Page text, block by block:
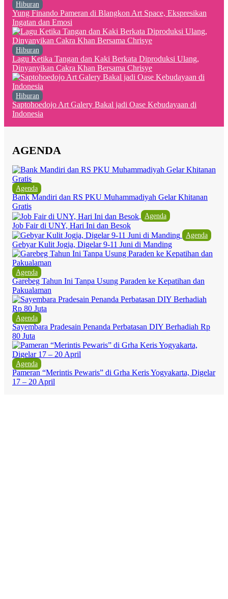
Hiburan
Yung Finando Pameran di Blangkon Art Space, Ekspresikan
Ingatan dan Emosi
Hiburan
Lagu Ketika Tangan dan Kaki Berkata Diproduksi Ulang,
Dinyanyikan Cakra Khan Bersama Chrisye
Hiburan
Saptohoedojo Art Galery Bakal jadi Oase Kebudayaan di
Indonesia
AGENDA
Agenda
Bank Mandiri dan RS PKU Muhammadiyah Gelar Khitanan
Gratis
Agenda
Job Fair di UNY, Hari Ini dan Besok
Agenda
Gebyar Kulit Jogja, Digelar 9-11 Juni di Manding
Agenda
Garebeg Tahun Ini Tanpa Usung Paraden ke Kepatihan dan
Pakualaman
Agenda
Sayembara Pradesain Penanda Perbatasan DIY Berhadiah Rp
80 Juta
Agenda
Pameran “Merintis Pewaris” di Grha Keris Yogyakarta, Digelar
17 – 20 April